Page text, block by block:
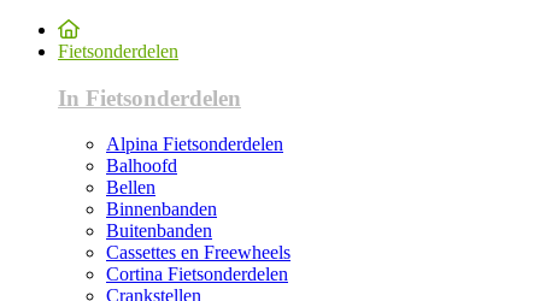
Fietsonderdelen
In Fietsonderdelen
Alpina Fietsonderdelen
Balhoofd
Bellen
Binnenbanden
Buitenbanden
Cassettes en Freewheels
Cortina Fietsonderdelen
Crankstellen